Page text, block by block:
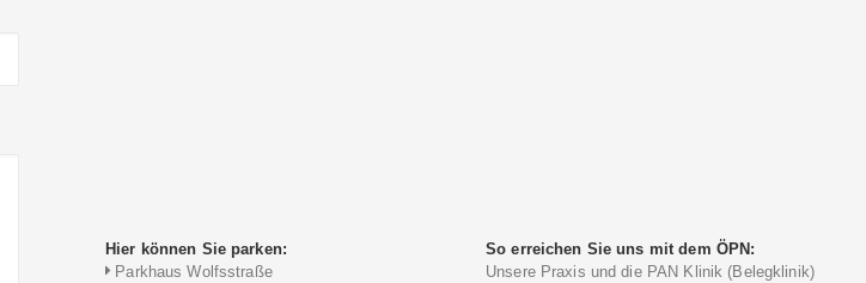
Hier können Sie parken:
Parkhaus Wolfsstraße
So erreichen Sie uns mit dem ÖPN:
Unsere Praxis und die PAN Klinik (Belegklinik)